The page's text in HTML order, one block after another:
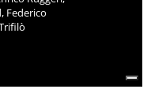
Federico